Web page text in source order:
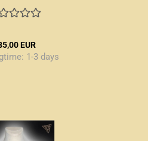
EUR
1-3 days